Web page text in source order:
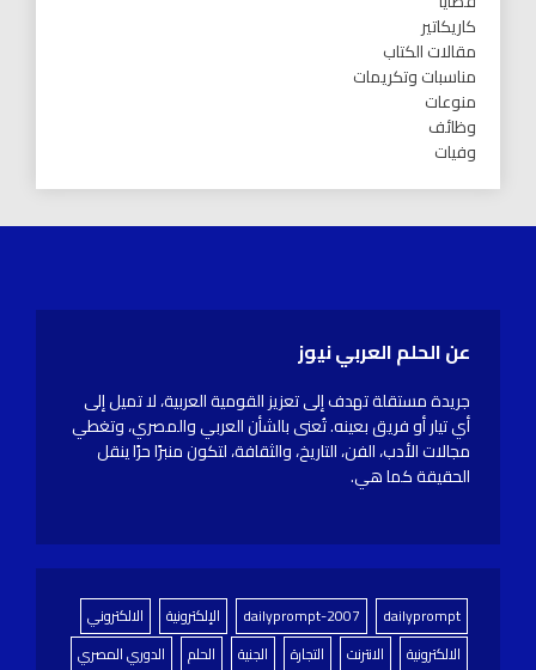
كاريكاتير
مقالات الكتاب
مناسبات وتكريمات
منوعات
وظائف
وفيات
عن الحلم العربي نيوز
جريدة مستقلة تهدف إلى تعزيز القومية العربية، لا تميل إلى
أي تيار أو فريق بعينه. تُعنى بالشأن العربي والمصري، وتغطي
مجالات الأدب، الفن، التاريخ، والثقافة، لتكون منبرًا حرًا ينقل
الحقيقة كما هي.
dailyprompt
dailyprompt-2007 الإلكترونية
الالكتروني
الالكترونية
الانترنت التجارة الجنية الحلم
الدوري المصري